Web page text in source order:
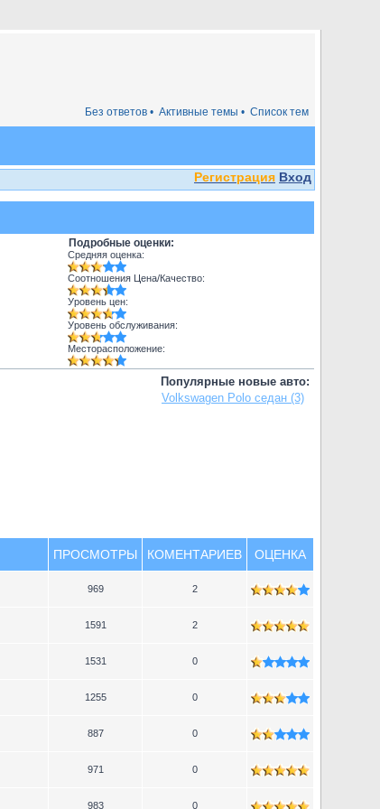
Список тем
Активные темы •
Без ответов •
Регистрация Вход
Подробные оценки:
Средняя оценка:
Соотношения Цена/Качество:
Уровень цен:
Уровень обслуживания:
Месторасположение:
Популярные новые авто:
Volkswagen Polo седан (3)
ПРОСМОТРЫ КОМЕНТАРИЕВ ОЦЕНКА
969 2
1591 2
1531 0
1255 0
887 0
971 0
983 0